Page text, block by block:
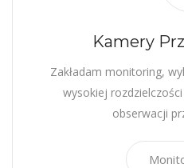
Kamery
Zakładam monitoring,
wysokiej
obserwacji